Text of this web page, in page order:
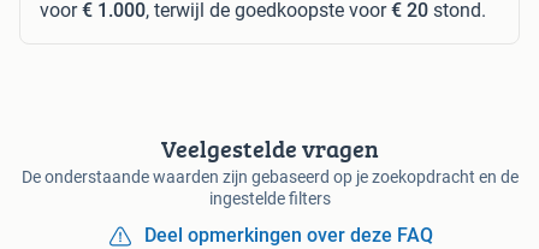
voor€ 1.000, terwijl de goedkoopste voor€ 20 stond.
Veelgestelde vragen
De onderstaande waarden zijn gebaseerd op je zoekopdracht en de
ingestelde filters
Deel opmerkingen over deze FAQ